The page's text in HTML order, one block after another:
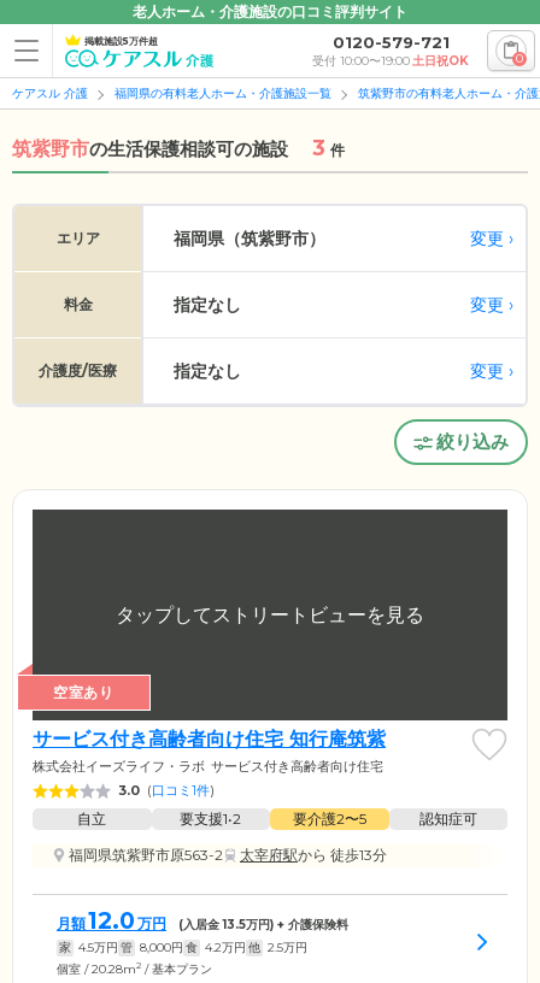
老人ホーム・介護施設の口コミ評判サイト
掲載施設5万件超 0120-579-721
受付 10:00〜19:00土日祝OK 0
ケアスル 介護 福岡県の有料老人ホーム・介護施設一覧 筑紫野市の有料老人ホーム・介
筑紫野市の生活保護相談可の施設 3 件
エリア 福岡県（筑紫野市） 変更
料金 指定なし 変更
介護度/医療 指定なし 変更
絞り込み
空室あり
サービス付き高齢者向け住宅 知行庵筑紫
株式会社イーズライフ・ラボ サービス付き高齢者向け住宅
3.0 (口コミ1件)
自立 要支援1•2 要介護2〜5
認知症可
福岡県筑紫野市原563-2
太宰府駅から 徒歩13分
月額12.0 万円 (入居金13.5万円) + 介護保険料
家 4.5万円 管 8,000円 食 4.2万円 他 2.5万円
個室 / 20.28m2 / 基本プラン